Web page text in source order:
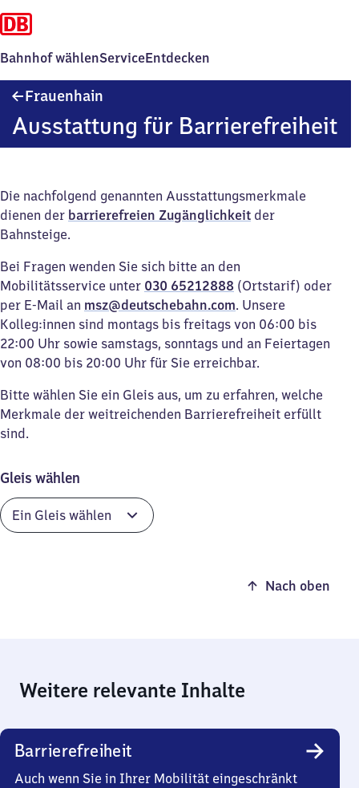
Bahnhof wählenServiceEntdecken
Frauenhain
Ausstattung für Barrierefreiheit
Die nachfolgend genannten Ausstattungsmerkmale
dienen der barrierefreien Zugänglichkeit der
Bahnsteige.
Bei Fragen wenden Sie sich bitte an den
Mobilitätsservice unter 030 65212888 (Ortstarif) oder
per E-Mail an msz@deutschebahn.com. Unsere
Kolleg:innen sind montags bis freitags von 06:00 bis
22:00 Uhr sowie samstags, sonntags und an Feiertagen
von 08:00 bis 20:00 Uhr für Sie erreichbar.
Bitte wählen Sie ein Gleis aus, um zu erfahren, welche
Merkmale der weitreichenden Barrierefreiheit erfüllt
sind.
Gleis wählen
Nach oben
Weitere relevante Inhalte
Barrierefreiheit
Auch wenn Sie in Ihrer Mobilität eingeschränkt